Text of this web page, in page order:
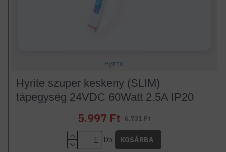
Hyrite
Hyrite szuper keskeny (SLIM)
tápegység 24VDC 60Watt 2.5A IP20
5.997 Ft 6.731 Ft
Db KOSÁRBA